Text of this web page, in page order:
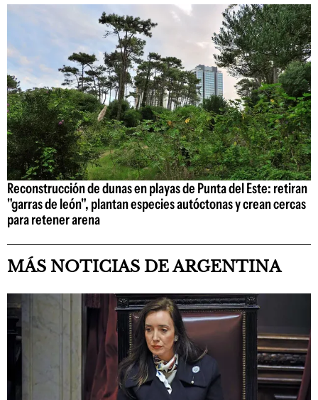
Reconstrucción de dunas en playas de Punta del Este: retiran
"garras de león", plantan especies autóctonas y crean cercas
para retener arena
MÁS NOTICIAS DE ARGENTINA